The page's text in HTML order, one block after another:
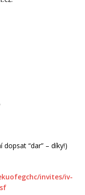
“dar” – díky!)
invites/iv-